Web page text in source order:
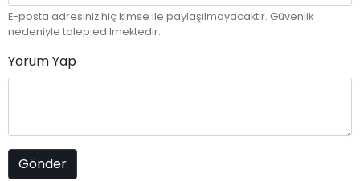
E-posta adresiniz hiç kimse ile paylaşılmayacaktır. Güvenlik
nedeniyle talep edilmektedir.
Yorum Yap